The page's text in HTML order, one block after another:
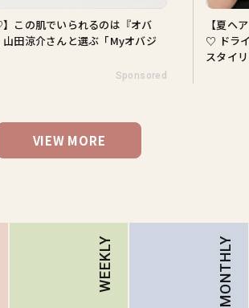
この肌でいられるのは『オバ
田涼介さんと選ぶ「Myオバジ
Sponsored
【夏ヘ
♡ ドラ
スタイ
VIEW MORE
WEEKLY MONTHLY